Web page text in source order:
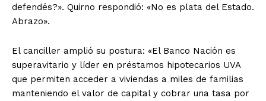
defendés?». Quirno respondió: «No es plata del Estado.
Abrazo».
El canciller amplió su postura: «El Banco Nación es
superavitario y líder en préstamos hipotecarios UVA
que permiten acceder a viviendas a miles de familias
manteniendo el valor de capital y cobrar una tasa por